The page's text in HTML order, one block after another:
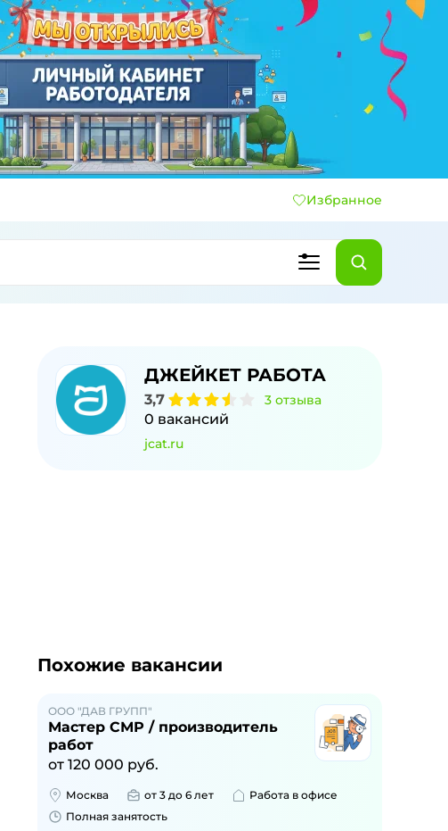
Избранное
ДЖЕЙКЕТ РАБОТА
3,7 3 отзыва
0 вакансий
jcat.ru
Похожие вакансии
ООО "ДАВ ГРУПП"
Мастер СМР / производитель
работ
от 120 000 руб.
Москва от 3 до 6 лет
Работа в офисе
Полная занятость